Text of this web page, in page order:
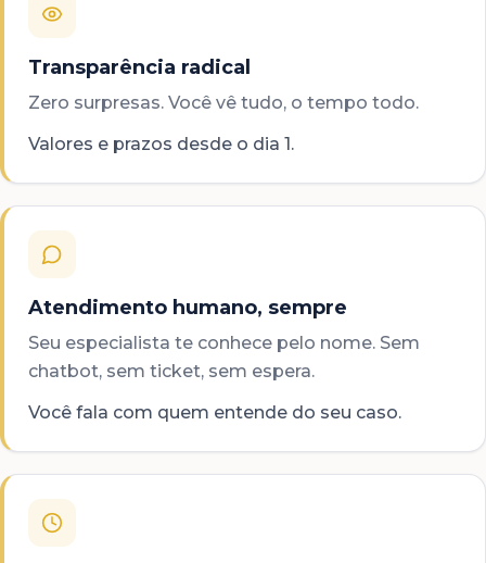
Transparência radical
Zero surpresas. Você vê tudo, o tempo todo.
Valores e prazos desde o dia 1.
Atendimento humano, sempre
Seu especialista te conhece pelo nome. Sem
chatbot, sem ticket, sem espera.
Você fala com quem entende do seu caso.